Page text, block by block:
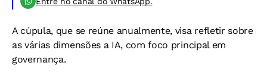
A cúpula, que se reúne anualmente, visa refletir sobre
as várias dimensões a IA, com foco principal em
governança.